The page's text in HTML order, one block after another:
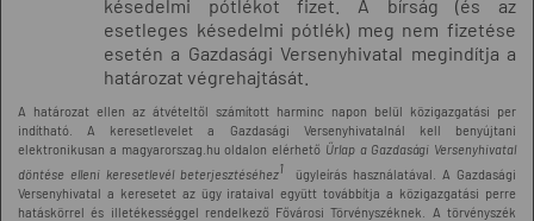
késedelmi pótlékot fizet. A bírság (és az
esetleges késedelmi pótlék) meg nem fizetése
esetén a Gazdasági Versenyhivatal megindítja a
határozat végrehajtását.
A határozat ellen az átvételtől számított harminc napon belül közigazgatási per
indítható. A keresetlevelet a Gazdasági Versenyhivatalnál kell benyújtani
elektronikusan a magyarorszag.hu oldalon elérhető Űrlap a Gazdasági Versenyhivatal
döntése elleni keresetlevél beterjesztéséhez1 ügyleírás használatával. A Gazdasági
Versenyhivatal a keresetet az ügy irataival együtt továbbítja a közigazgatási perre
hatáskörrel és illetékességgel rendelkező Fővárosi Törvényszéknek. A törvényszék